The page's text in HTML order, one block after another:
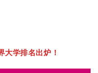
大学排名出炉！